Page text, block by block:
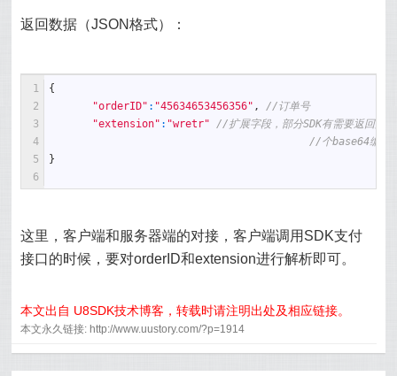
返回数据（JSON格式）：
1
2
3
4
5
6
{
"orderID" : "45634653456356" ,
//订单号
"extension" : "wretr"
//扩展字段，部分SDK有需要返回的
//个base64编码
}
这里，客户端和服务器端的对接，客户端调用SDK支付
接口的时候，要对orderID和extension进行解析即可。
本文出自 U8SDK技术博客，转载时请注明出处及相应链接。
本文永久链接: http://www.uustory.com/?p=1914